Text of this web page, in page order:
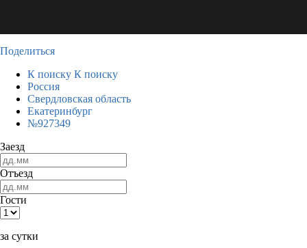
Поделиться
К поиску К поиску
Россия
Свердловская область
Екатеринбург
№927349
Заезд
Отъезд
Гости
за сутки